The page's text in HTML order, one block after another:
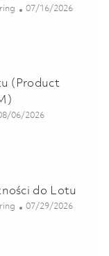
Posted Date
07/16/2026
Obsługi i Eksploatacji
(Product
Date
06/2026
do Lotu
Posted Date
07/29/2026
do Lotu 01802145